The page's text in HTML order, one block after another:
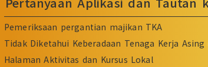
Pemeriksaan pergantian majikan TKA
Tidak Diketahui Keberadaan Tenaga Kerja
Halaman Aktivitas dan Kursus Lokal